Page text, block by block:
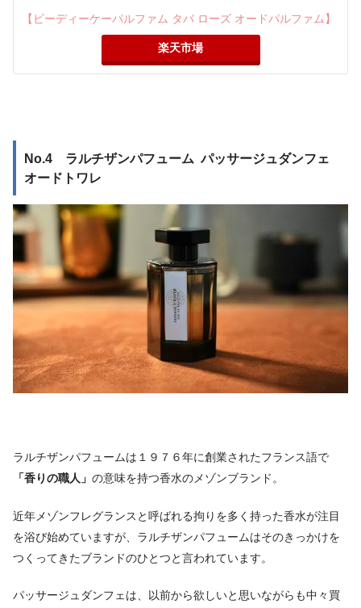
【ビーディーケーパルファム タバ ローズ オードパルファム】
楽天市場
No.4 ラルチザンパフューム パッサージュダンフェ
オードトワレ
ラルチザンパフュームは１９７６年に創業されたフランス語で
「香りの職人」 の意味を持つ香水のメゾンブランド。
近年メゾンフレグランスと呼ばれる拘りを多く持った香水が注目
を浴び始めていますが、ラルチザンパフュームはそのきっかけを
つくってきたブランドのひとつと言われています。
パッサージュダンフェは、以前から欲しいと思いながらも中々買